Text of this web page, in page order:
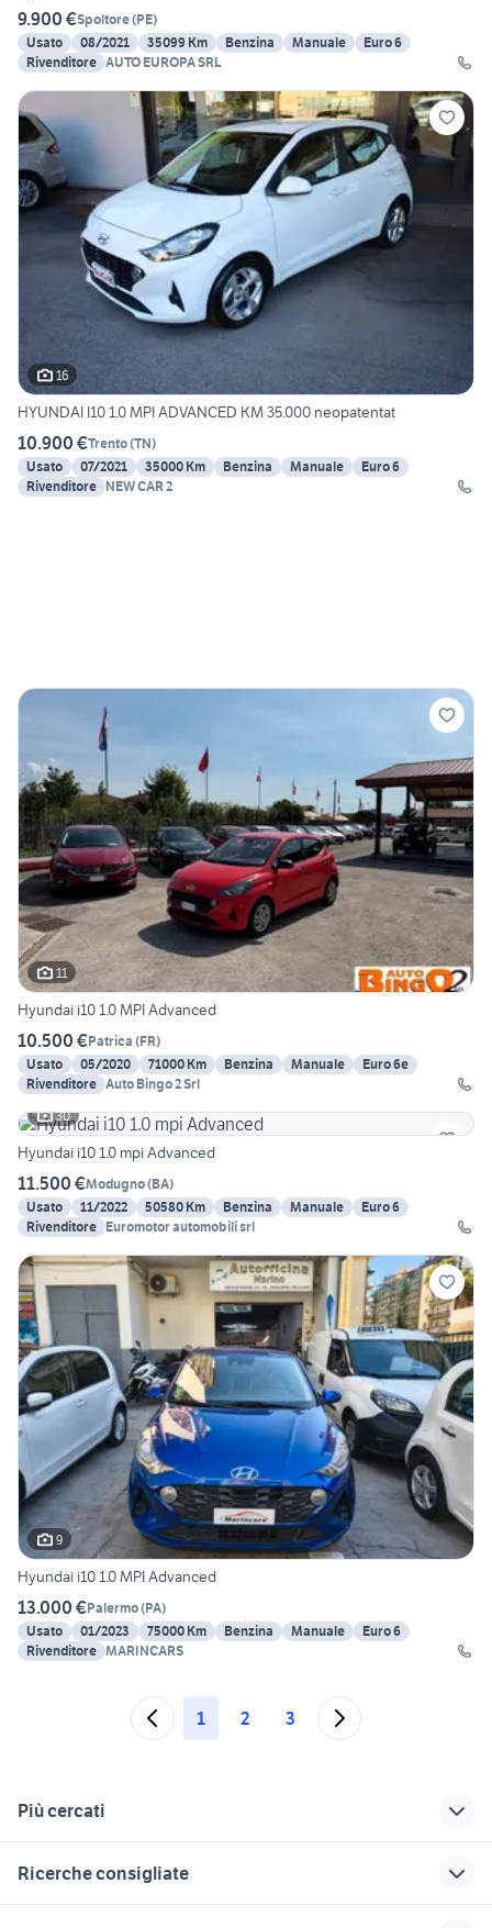
9.900 €Spoltore(PE)
Usato
08/2021 35099 Km Benzina Manuale
Euro 6
Rivenditore AUTO EUROPA SRL
16
HYUNDAI I10 1.0 MPI ADVANCED KM 35.000 neopatentat
10.900 €Trento(TN)
Usato
07/2021 35000 Km Benzina Manuale
Euro 6
Rivenditore NEW CAR 2
11
Hyundai i10 1.0 MPI Advanced
10.500 €Patrica (FR)
Usato
05/2020 71000 Km Benzina Manuale
Euro 6e
Rivenditore Auto Bingo 2 Srl
30
Hyundai i10 1.0 mpi Advanced
11.500 €Modugno(BA)
Usato
11/2022 50580 Km Benzina Manuale
Euro 6
Rivenditore Euromotor automobili srl
9
Hyundai i10 1.0 MPI Advanced
13.000 €Palermo(PA)
Usato
01/2023 75000 Km Benzina Manuale
Euro 6
Rivenditore MARINCARS
1 2 3
Più cercati
Ricerche consigliate